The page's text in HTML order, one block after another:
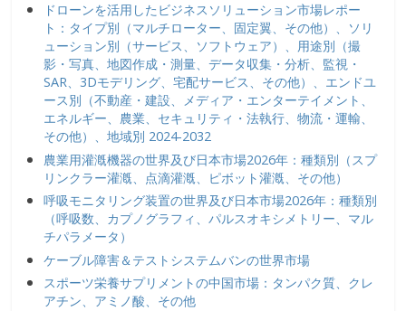
ドローンを活用したビジネスソリューション市場レポー
ト：タイプ別（マルチローター、固定翼、その他）、ソリ
ューション別（サービス、ソフトウェア）、用途別（撮
影・写真、地図作成・測量、データ収集・分析、監視・
SAR、3Dモデリング、宅配サービス、その他）、エンドユ
ース別（不動産・建設、メディア・エンターテイメント、
エネルギー、農業、セキュリティ・法執行、物流・運輸、
その他）、地域別 2024-2032
農業用灌漑機器の世界及び日本市場2026年：種類別（スプ
リンクラー灌漑、点滴灌漑、ピボット灌漑、その他）
呼吸モニタリング装置の世界及び日本市場2026年：種類別
（呼吸数、カプノグラフィ、パルスオキシメトリー、マル
チパラメータ）
ケーブル障害＆テストシステムバンの世界市場
スポーツ栄養サプリメントの中国市場：タンパク質、クレ
アチン、アミノ酸、その他